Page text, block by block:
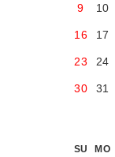
9 10
16 17
23 24
30 31
SU MO